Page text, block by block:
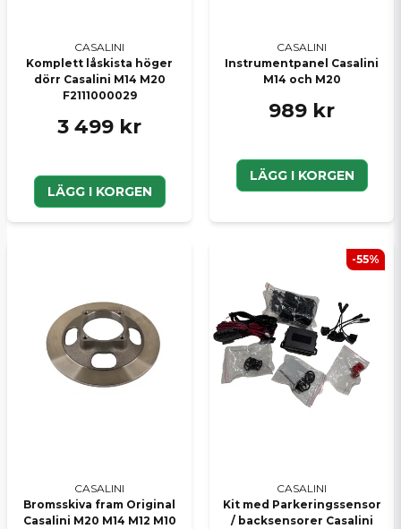
CASALINI
Komplett låskista höger
dörr Casalini M14 M20
F2111000029
3 499 kr
LÄGG I KORGEN
CASALINI
Instrumentpanel Casalini
M14 och M20
989 kr
LÄGG I KORGEN
CASALINI
Bromsskiva fram Original
Casalini M20 M14 M12 M10
CASALINI
Kit med Parkeringssensor
/ backsensorer Casalini
-55%